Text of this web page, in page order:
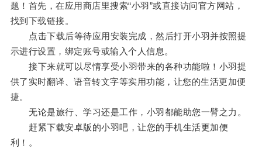
题！首先，在应用商店里搜索“小羽”或直接访问官方网站，
找到下载链接。
点击下载后等待应用安装完成，然后打开小羽并按照提
示进行设置，绑定账号或输入个人信息。
接下来就可以尽情享受小羽带来的各种功能啦！小羽提
供了实时翻译、语音转文字等实用功能，让您的生活更加便
捷。
无论是旅行、学习还是工作，小羽都能助您一臂之力。
赶紧下载安卓版的小羽吧，让您的手机生活更加便
利！。